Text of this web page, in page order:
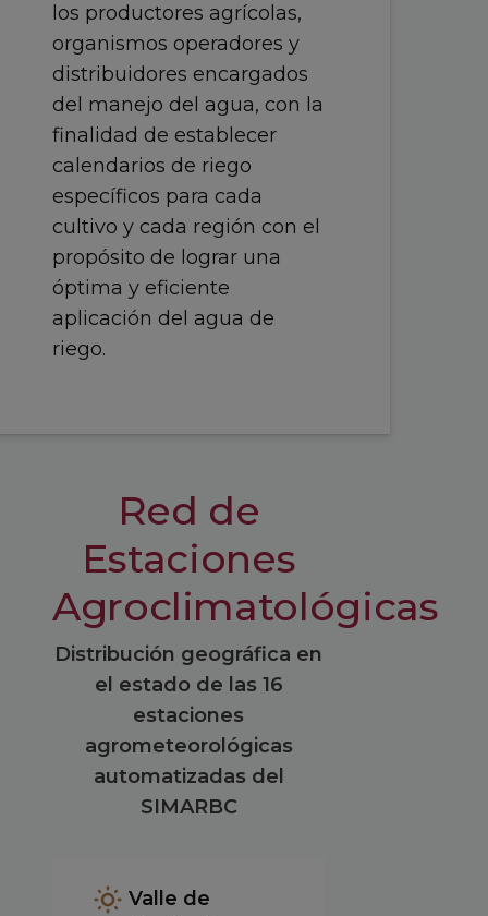
los productores agrícolas,
organismos operadores y
distribuidores encargados
del manejo del agua, con la
finalidad de establecer
calendarios de riego
específicos para cada
cultivo y cada región con el
propósito de lograr una
óptima y eficiente
aplicación del agua de
riego.
Red de
Estaciones
Agroclimatológicas
Distribución geográfica en
el estado de las 16
estaciones
agrometeorológicas
automatizadas del
SIMARBC
Valle de